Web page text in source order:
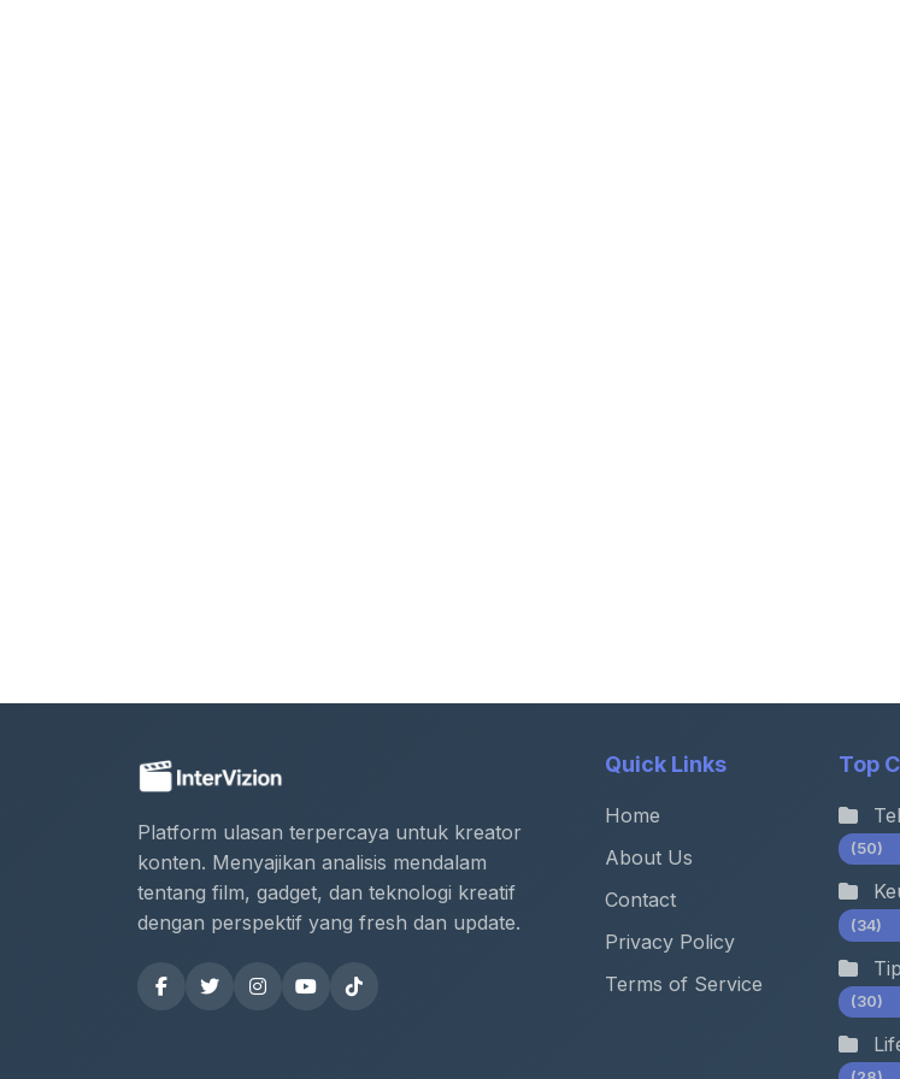
Platform ulasan terpercaya untuk kreator
konten. Menyajikan analisis mendalam
tentang film, gadget, dan teknologi kreatif
dengan perspektif yang fresh dan update.
Quick Links
Home
About Us
Contact
Privacy Policy
Terms of Service
Top
(50)
(34)
(30)